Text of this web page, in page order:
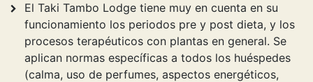
El Taki Tambo Lodge tiene muy en cuenta en su
funcionamiento los periodos pre y post dieta, y los
procesos terapéuticos con plantas en general. Se
aplican normas específicas a todos los huéspedes
(calma, uso de perfumes, aspectos energéticos,